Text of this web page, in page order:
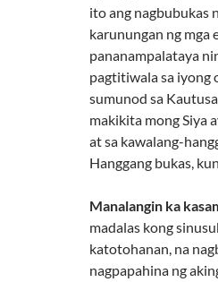
ito ang nagbubukas
karunungan ng mga
pananampalataya
pagtitiwala sa iyong
sumunod sa
makikita mong Siya
at sa kawalang-
Hanggang bukas,
Manalangin ka
madalas kong
katotohanan, na
nagpapahina ng